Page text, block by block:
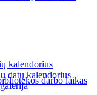
kalendorius
datų kalendorius